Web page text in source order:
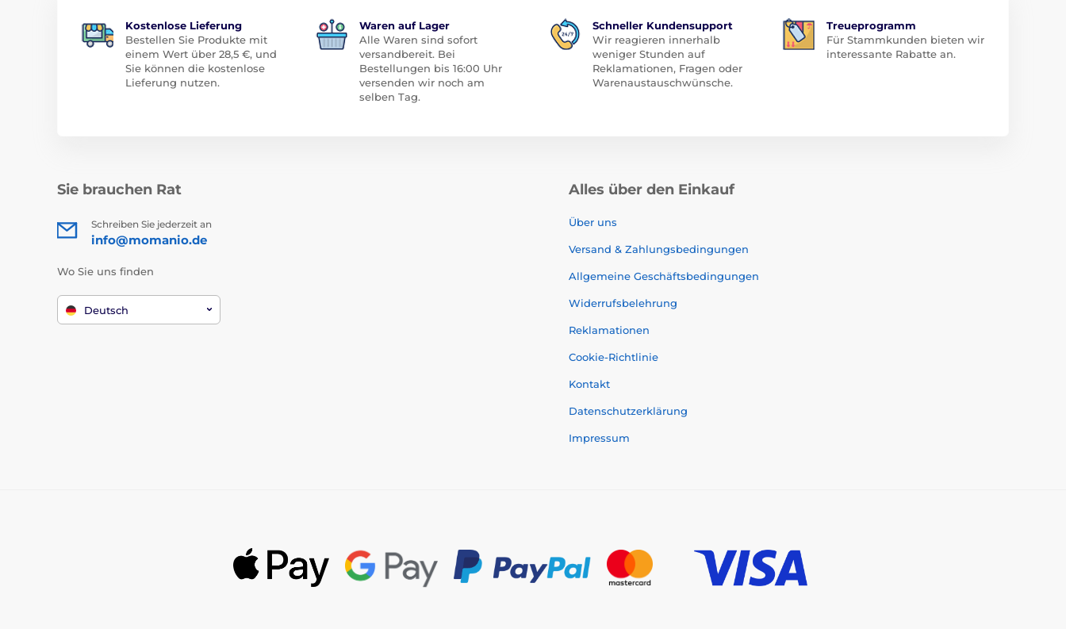
Kostenlose Lieferung
Bestellen Sie Produkte mit
einem Wert über 28,5 €, und
Sie können die kostenlose
Lieferung nutzen.
Waren auf Lager
Alle Waren sind sofort
versandbereit. Bei
Bestellungen bis 16:00 Uhr
versenden wir noch am
selben Tag.
Schneller Kundensupport
Wir reagieren innerhalb
weniger Stunden auf
Reklamationen, Fragen oder
Warenaustauschwünsche.
Treueprogramm
Für Stammkunden bieten wir
interessante Rabatte an.
Sie brauchen Rat
Schreiben Sie jederzeit an
info@momanio.de
Wo Sie uns finden
Deutsch
Alles über den Einkauf
Über uns
Versand & Zahlungsbedingungen
Allgemeine Geschäftsbedingungen
Widerrufsbelehrung
Reklamationen
Cookie-Richtlinie
Kontakt
Datenschutzerklärung
Impressum